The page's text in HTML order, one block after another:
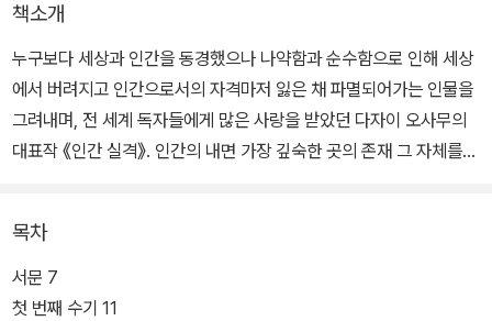
책소개
누구보다 세상과 인간을 동경했으나 나약함과 순수함으로 인해 세상
에서 버려지고 인간으로서의 자격마저 잃은 채 파멸되어가는 인물을
그려내며, 전 세계 독자들에게 많은 사랑을 받았던 다자이 오사무의
대표작 《인간 실격》. 인간의 내면 가장 깊숙한 곳의 존재 그 자체를
지로 출간했다.
《인간 실격》은 다자이 오사무의 정신적 자서전이라 할 수 있는 작품
목차
서문 7
첫 번째 수기 11